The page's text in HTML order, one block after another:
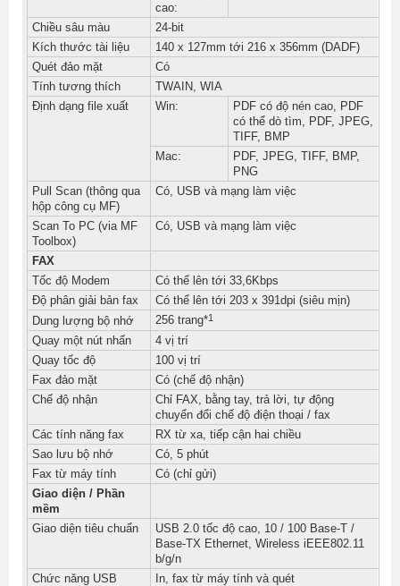
cao:
Chiều sâu màu
24-bit
Kích thước tài liệu
140 x 127mm tới 216 x 356mm (DADF)
Quét đảo mặt
Có
Tính tương thích
TWAIN, WIA
Định dạng file xuất
Win:
PDF có độ nén cao, PDF
có thể dò tìm, PDF, JPEG,
TIFF, BMP
Mac:
PDF, JPEG, TIFF, BMP,
PNG
Pull Scan (thông qua
hộp công cụ MF)
Có, USB và mạng làm việc
Scan To PC (via MF
Toolbox)
Có, USB và mạng làm việc
FAX
Tốc độ Modem
Có thể lên tới 33,6Kbps
Độ phân giải bản fax
Có thể lên tới 203 x 391dpi (siêu mịn)
Dung lượng bộ nhớ
256 trang*1
Quay một nút nhấn
4 vị trí
Quay tốc độ
100 vị trí
Fax đảo mặt
Có (chế độ nhận)
Chế độ nhận
Chỉ FAX, bằng tay, trả lời, tự động
chuyển đổi chế độ điện thoại / fax
Các tính năng fax
RX từ xa, tiếp cận hai chiều
Sao lưu bộ nhớ
Có, 5 phút
Fax từ máy tính
Có (chỉ gửi)
Giao diện / Phần
mềm
Giao diện tiêu chuẩn
USB 2.0 tốc độ cao, 10 / 100 Base-T /
Base-TX Ethernet, Wireless iEEE802.11
b/g/n
Chức năng USB
In, fax từ máy tính và quét